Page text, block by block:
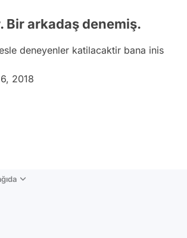
Bir arkadaş denemiş.
deneyenler katilacaktir bana inis
2018